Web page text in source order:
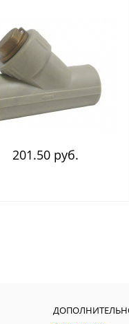
201.50 руб.